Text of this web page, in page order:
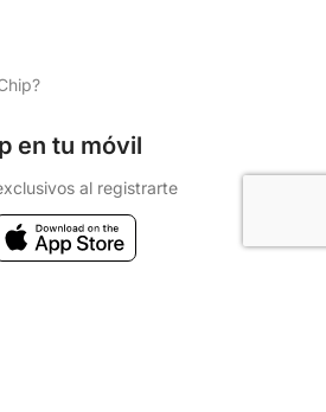
en tu móvil
al registrarte